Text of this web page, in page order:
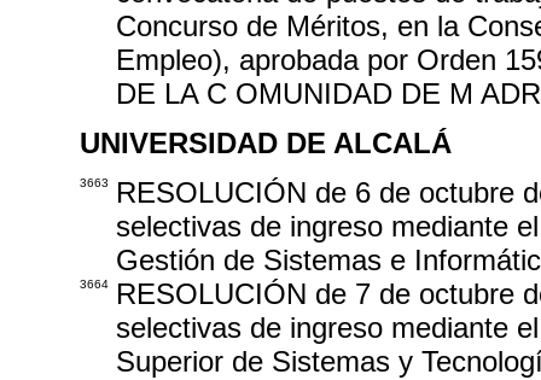
Concurso de Méritos, en la
Empleo), aprobada por Orden
DE LA C OMUNIDAD DE M
UNIVERSIDAD DE ALCALÁ
3663
RESOLUCIÓN de 6 de octubre
selectivas de ingreso mediante
Gestión de Sistemas e
3664
RESOLUCIÓN de 7 de octubre
selectivas de ingreso mediante
Superior de Sistemas y